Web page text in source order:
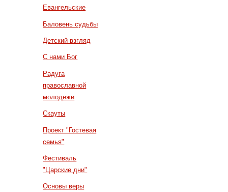
Евангельские
Баловень судьбы
Детский взгляд
С нами Бог
Радуга
православной
молодежи
Скауты
Проект "Гостевая
семья"
Фестиваль
"Царские дни"
Основы веры